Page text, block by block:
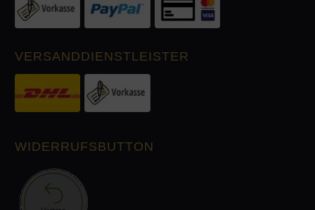
VERSANDDIENSTLEISTER
WIDERRUFSBUTTON